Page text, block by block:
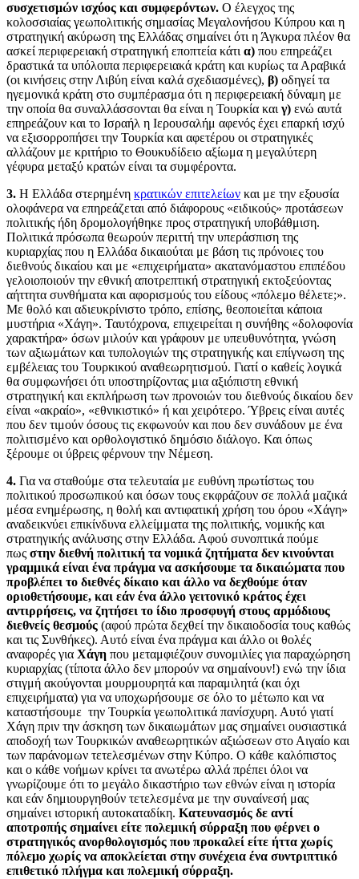
συσχετισμών ισχύος και συμφερόντων. Ο έλεγχος της
κολοσσιαίας γεωπολιτικής σημασίας Μεγαλονήσου Κύπρου και η
στρατηγική ακύρωση της Ελλάδας σημαίνει ότι η Άγκυρα πλέον θα
ασκεί περιφερειακή στρατηγική εποπτεία κάτι α) που επηρεάζει
δραστικά τα υπόλοιπα περιφερειακά κράτη και κυρίως τα Αραβικά
(οι κινήσεις στην Λιβύη είναι καλά σχεδιασμένες), β) οδηγεί τα
ηγεμονικά κράτη στο συμπέρασμα ότι η περιφερειακή δύναμη με
την οποία θα συναλλάσσονται θα είναι η Τουρκία και γ) ενώ αυτά
επηρεάζουν και το Ισραήλ η Ιερουσαλήμ αφενός έχει επαρκή ισχύ
να εξισορροπήσει την Τουρκία και αφετέρου οι στρατηγικές
αλλάζουν με κριτήριο το Θουκυδίδειο αξίωμα η μεγαλύτερη
γέφυρα μεταξύ κρατών είναι τα συμφέροντα.
3. Η Ελλάδα στερημένη κρατικών επιτελείων και με την εξουσία
ολοφάνερα να επηρεάζεται από διάφορους «ειδικούς» προτάσεων
πολιτικής ήδη δρομολογήθηκε προς στρατηγική υποβάθμιση.
Πολιτικά πρόσωπα θεωρούν περιττή την υπεράσπιση της
κυριαρχίας που η Ελλάδα δικαιούται με βάση τις πρόνοιες του
διεθνούς δικαίου και με «επιχειρήματα» ακατανόμαστου επιπέδου
γελοιοποιούν την εθνική αποτρεπτική στρατηγική εκτοξεύοντας
αήττητα συνθήματα και αφορισμούς του είδους «πόλεμο θέλετε;».
Με θολό και αδιευκρίνιστο τρόπο, επίσης, θεοποιείται κάποια
μυστήρια «Χάγη». Ταυτόχρονα, επιχειρείται η συνήθης «δολοφονία
χαρακτήρα» όσων μιλούν και γράφουν με υπευθυνότητα, γνώση
των αξιωμάτων και τυπολογιών της στρατηγικής και επίγνωση της
εμβέλειας του Τουρκικού αναθεωρητισμού. Γιατί ο καθείς λογικά
θα συμφωνήσει ότι υποστηρίζοντας μια αξιόπιστη εθνική
στρατηγική και εκπλήρωση των προνοιών του διεθνούς δικαίου δεν
είναι «ακραίο», «εθνικιστικό» ή και χειρότερο. Ύβρεις είναι αυτές
που δεν τιμούν όσους τις εκφωνούν και που δεν συνάδουν με ένα
πολιτισμένο και ορθολογιστικό δημόσιο διάλογο. Και όπως
ξέρουμε οι ύβρεις φέρνουν την Νέμεση.
4. Για να σταθούμε στα τελευταία με ευθύνη πρωτίστως του
πολιτικού προσωπικού και όσων τους εκφράζουν σε πολλά μαζικά
μέσα ενημέρωσης, η θολή και αντιφατική χρήση του όρου «Χάγη»
αναδεικνύει επικίνδυνα ελλείμματα της πολιτικής, νομικής και
στρατηγικής ανάλυσης στην Ελλάδα. Αφού συνοπτικά πούμε
πως στην διεθνή πολιτική τα νομικά ζητήματα δεν κινούνται
γραμμικά είναι ένα πράγμα να ασκήσουμε τα δικαιώματα που
προβλέπει το διεθνές δίκαιο και άλλο να δεχθούμε όταν
οριοθετήσουμε, και εάν ένα άλλο γειτονικό κράτος έχει
αντιρρήσεις, να ζητήσει το ίδιο προσφυγή στους αρμόδιους
διεθνείς θεσμούς (αφού πρώτα δεχθεί την δικαιοδοσία τους καθώς
και τις Συνθήκες). Αυτό είναι ένα πράγμα και άλλο οι θολές
αναφορές για Χάγη που μεταμφιέζουν συνομιλίες για παραχώρηση
κυριαρχίας (τίποτα άλλο δεν μπορούν να σημαίνουν!) ενώ την ίδια
στιγμή ακούγονται μουρμουρητά και παραμιλητά (και όχι
επιχειρήματα) για να υποχωρήσουμε σε όλο το μέτωπο και να
καταστήσουμε την Τουρκία γεωπολιτικά πανίσχυρη. Αυτό γιατί
Χάγη πριν την άσκηση των δικαιωμάτων μας σημαίνει ουσιαστικά
αποδοχή των Τουρκικών αναθεωρητικών αξιώσεων στο Αιγαίο και
των παράνομων τετελεσμένων στην Κύπρο. Ο κάθε καλόπιστος
και ο κάθε νοήμων κρίνει τα ανωτέρω αλλά πρέπει όλοι να
γνωρίζουμε ότι το μεγάλο δικαστήριο των εθνών είναι η ιστορία
και εάν δημιουργηθούν τετελεσμένα με την συναίνεσή μας
σημαίνει ιστορική αυτοκαταδίκη. Κατευνασμός δε αντί
αποτροπής σημαίνει είτε πολεμική σύρραξη που φέρνει ο
στρατηγικός ανορθολογισμός που προκαλεί είτε ήττα χωρίς
πόλεμο χωρίς να αποκλείεται στην συνέχεια ένα συντριπτικό
επιθετικό πλήγμα και πολεμική σύρραξη.